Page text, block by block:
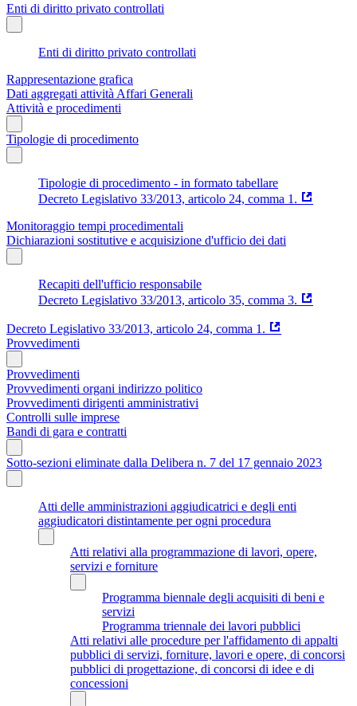
Enti di diritto privato controllati
Enti di diritto privato controllati
Rappresentazione grafica
Dati aggregati attività Affari Generali
Attività e procedimenti
Tipologie di procedimento
Tipologie di procedimento - in formato tabellare
Decreto Legislativo 33/2013, articolo 24, comma 1.
Monitoraggio tempi procedimentali
Dichiarazioni sostitutive e acquisizione d'ufficio dei dati
Recapiti dell'ufficio responsabile
Decreto Legislativo 33/2013, articolo 35, comma 3.
Decreto Legislativo 33/2013, articolo 24, comma 1.
Provvedimenti
Provvedimenti
Provvedimenti organi indirizzo politico
Provvedimenti dirigenti amministrativi
Controlli sulle imprese
Bandi di gara e contratti
Sotto-sezioni eliminate dalla Delibera n. 7 del 17 gennaio 2023
Atti delle amministrazioni aggiudicatrici e degli enti
aggiudicatori distintamente per ogni procedura
Atti relativi alla programmazione di lavori, opere,
servizi e forniture
Programma biennale degli acquisiti di beni e
servizi
Programma triennale dei lavori pubblici
Atti relativi alle procedure per l'affidamento di appalti
pubblici di servizi, forniture, lavori e opere, di concorsi
pubblici di progettazione, di concorsi di idee e di
concessioni